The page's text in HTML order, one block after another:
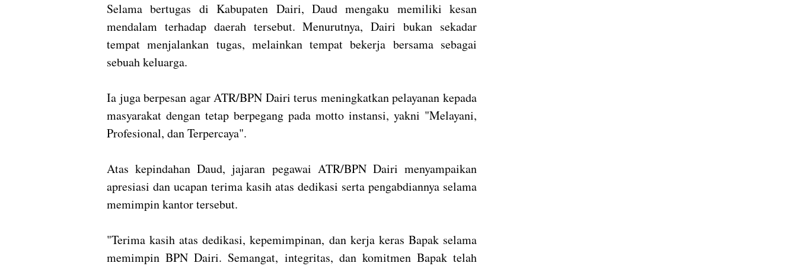
Selama bertugas di Kabupaten Dairi, Daud mengaku memiliki kesan
mendalam terhadap daerah tersebut. Menurutnya, Dairi bukan sekadar
tempat menjalankan tugas, melainkan tempat bekerja bersama sebagai
sebuah keluarga.
Ia juga berpesan agar ATR/BPN Dairi terus meningkatkan pelayanan kepada
masyarakat dengan tetap berpegang pada motto instansi, yakni "Melayani,
Profesional, dan Terpercaya".
Atas kepindahan Daud, jajaran pegawai ATR/BPN Dairi menyampaikan
apresiasi dan ucapan terima kasih atas dedikasi serta pengabdiannya selama
memimpin kantor tersebut.
"Terima kasih atas dedikasi, kepemimpinan, dan kerja keras Bapak selama
memimpin BPN Dairi. Semangat, integritas, dan komitmen Bapak telah